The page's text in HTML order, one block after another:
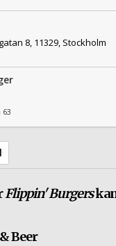
8, 11329, Stockholm
Flippin' Burgers
Beer